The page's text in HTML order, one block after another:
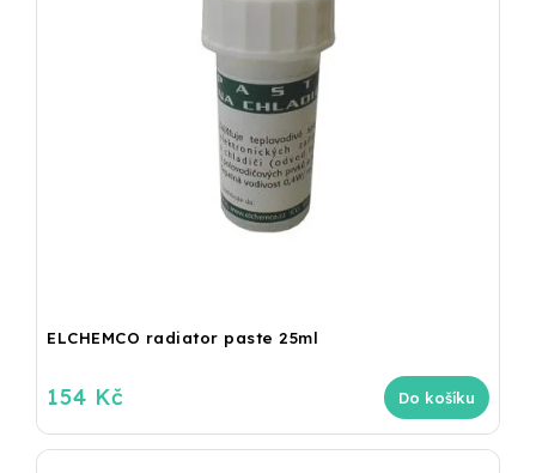
ELCHEMCO radiator paste 25ml
154 Kč Do košíku